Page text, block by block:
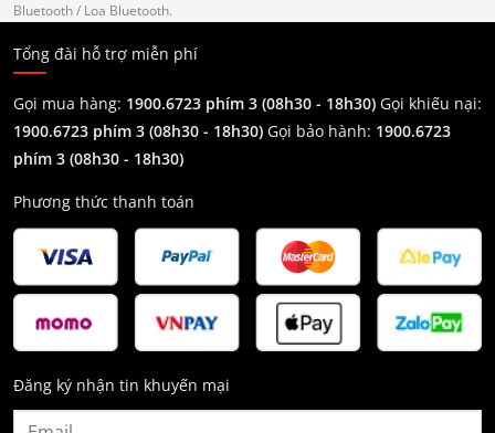
Bluetooth/ Loa Bluetooth.
Tổng đài hỗ trợ miễn phí
Gọi mua hàng: 1900.6723 phím 3 (08h30 - 18h30) Gọi khiếu nại:
1900.6723 phím 3 (08h30 - 18h30) Gọi bảo hành: 1900.6723
phím 3 (08h30 - 18h30)
Phương thức thanh toán
Đăng ký nhận tin khuyến mại